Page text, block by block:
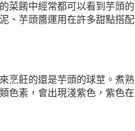
菜餚中經常都可以看到芋頭的
、芋頭醬運用在許多甜點搭配
烹飪的還是芋頭的球莖。煮熟
色素，會出現淺紫色，紫色在